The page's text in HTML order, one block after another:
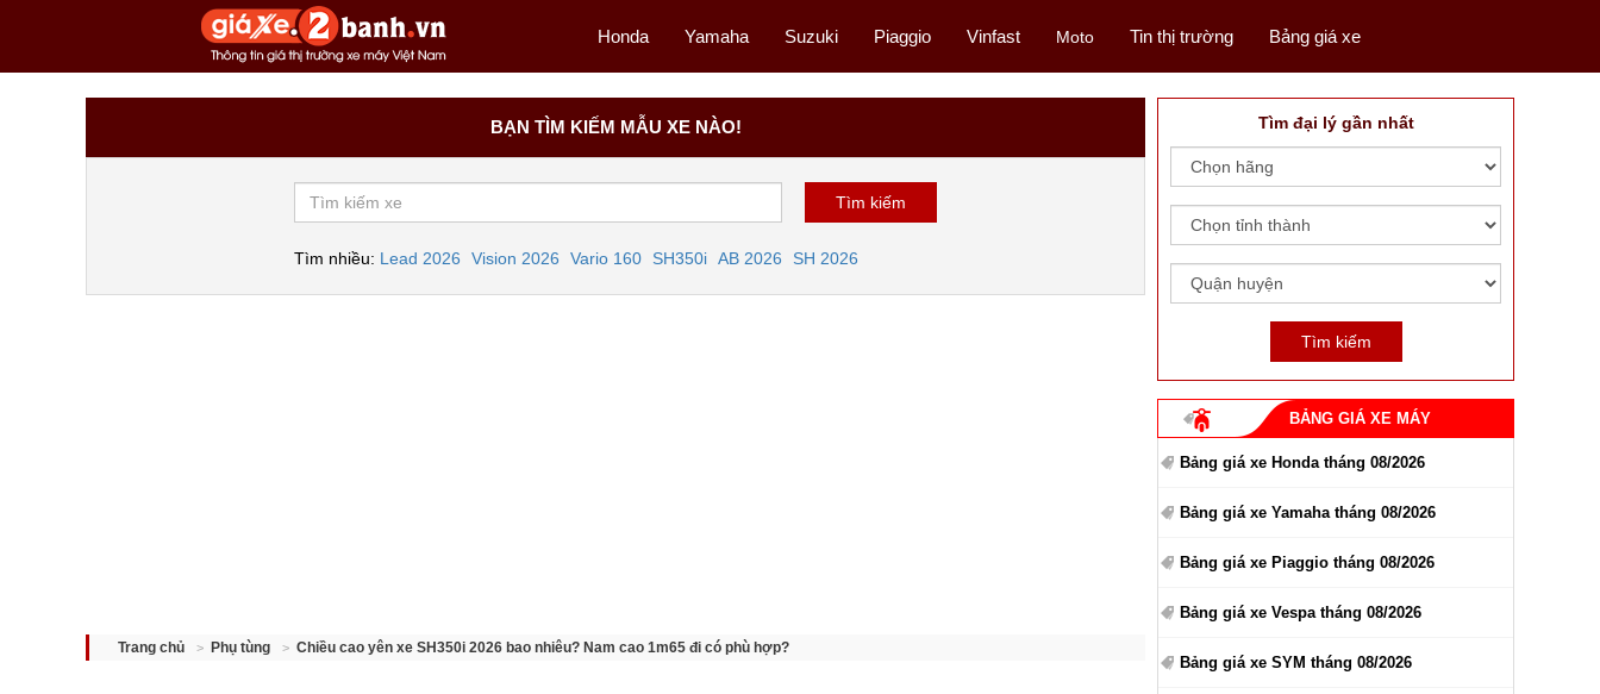
Honda Yamaha Suzuki Piaggio Vinfast Moto Tin thị trường Bảng giá xe
BẠN TÌM KIẾM MẪU XE NÀO!
Tìm nhiều: Lead 2026 Vision 2026 Vario 160 SH350i AB 2026 SH 2026
Trang chủ Phụ tùng Chiều cao yên xe SH350i 2026 bao nhiêu? Nam cao 1m65 đi có phù hợp?
Tìm đại lý gần nhất
BẢNG GIÁ XE MÁY
Bảng giá xe Honda tháng 08/2026
Bảng giá xe Yamaha tháng 08/2026
Bảng giá xe Piaggio tháng 08/2026
Bảng giá xe Vespa tháng 08/2026
Bảng giá xe SYM tháng 08/2026